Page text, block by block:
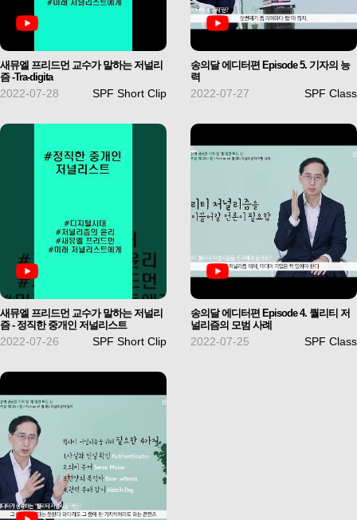
새뮤엘 프리드먼 교수가 말하는 저널리
즘 -Tra-digita
2022-07-28 SPF Short Clip
송의달 에디터편 Episode 5. 기자의 능
력
2022-07-27 SPF Class
새뮤엘 프리드먼 교수가 말하는 저널리
즘 - 정직한 중개인 저널리스트
2022-07-26 SPF Short Clip
송의달 에디터편 Episode 4. 퀄리티 저
널리즘의 모범 사례
2022-07-25 SPF Class